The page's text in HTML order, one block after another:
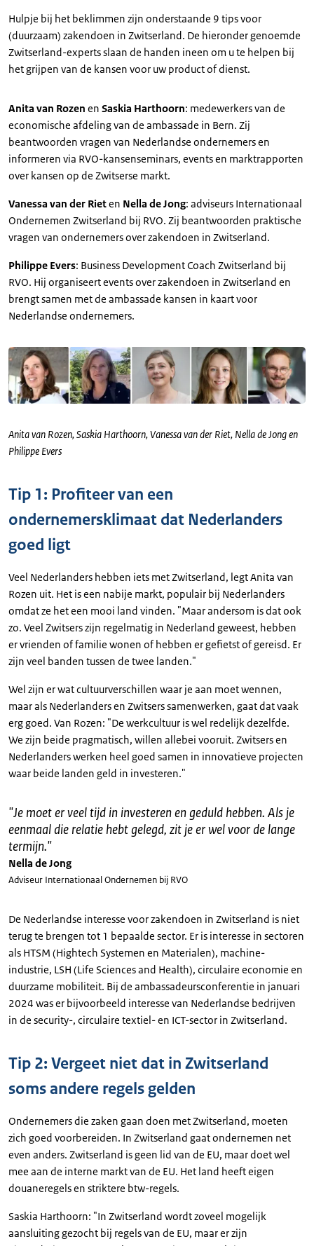
Hulpje bij het beklimmen zijn onderstaande 9 tips voor
(duurzaam) zakendoen in Zwitserland. De hieronder genoemde
Zwitserland-experts slaan de handen ineen om u te helpen bij
het grijpen van de kansen voor uw product of dienst.
Anita van Rozen en Saskia Harthoorn: medewerkers van de
economische afdeling van de ambassade in Bern. Zij
beantwoorden vragen van Nederlandse ondernemers en
informeren via RVO-kansenseminars, events en marktrapporten
over kansen op de Zwitserse markt.
Vanessa van der Rieten Nella de Jong: adviseurs Internationaal
Ondernemen Zwitserland bij RVO. Zij beantwoorden praktische
vragen van ondernemers over zakendoen in Zwitserland.
Philippe Evers: Business Development Coach Zwitserland bij
RVO. Hij organiseert events over zakendoen in Zwitserland en
brengt samen met de ambassade kansen in kaart voor
Nederlandse ondernemers.
Anita van Rozen, Saskia Harthoorn, Vanessa van der Riet, Nella de Jong en
Philippe Evers
Tip 1: Profiteer van een
ondernemersklimaat dat Nederlanders
goed ligt
Veel Nederlanders hebben iets met Zwitserland, legt Anita van
Rozen uit. Het is een nabije markt, populair bij Nederlanders
omdat ze het een mooi land vinden. "Maar andersom is dat ook
zo. Veel Zwitsers zijn regelmatig in Nederland geweest, hebben
er vrienden of familie wonen of hebben er gefietst of gereisd. Er
zijn veel banden tussen de twee landen."
Wel zijn er wat cultuurverschillen waar je aan moet wennen,
maar als Nederlanders en Zwitsers samenwerken, gaat dat vaak
erg goed. Van Rozen: "De werkcultuur is wel redelijk dezelfde.
We zijn beide pragmatisch, willen allebei vooruit. Zwitsers en
Nederlanders werken heel goed samen in innovatieve projecten
waar beide landen geld in investeren."
"Je moet er veel tijd in investeren en geduld hebben. Als je
eenmaal die relatie hebt gelegd, zit je er wel voor de lange
termijn."
Nella de Jong
Adviseur Internationaal Ondernemen bij RVO
De Nederlandse interesse voor zakendoen in Zwitserland is niet
terug te brengen tot 1 bepaalde sector. Er is interesse in sectoren
als HTSM (Hightech Systemen en Materialen), machine-
industrie, LSH (Life Sciences and Health), circulaire economie en
duurzame mobiliteit. Bij de ambassadeursconferentie in januari
2024 was er bijvoorbeeld interesse van Nederlandse bedrijven
in de security-, circulaire textiel- en ICT-sector in Zwitserland.
Tip 2: Vergeet niet dat in Zwitserland
soms andere regels gelden
Ondernemers die zaken gaan doen met Zwitserland, moeten
zich goed voorbereiden. In Zwitserland gaat ondernemen net
even anders. Zwitserland is geen lid van de EU, maar doet wel
mee aan de interne markt van de EU. Het land heeft eigen
douaneregels en striktere btw-regels.
Saskia Harthoorn: "In Zwitserland wordt zoveel mogelijk
aansluiting gezocht bij regels van de EU, maar er zijn